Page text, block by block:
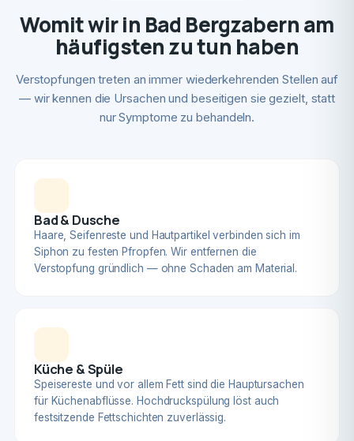
Womit wir in Bad Bergzabern am
häufigsten zu tun haben
Verstopfungen treten an immer wiederkehrenden Stellen auf
— wir kennen die Ursachen und beseitigen sie gezielt, statt
nur Symptome zu behandeln.
Bad & Dusche
Haare, Seifenreste und Hautpartikel verbinden sich im
Siphon zu festen Pfropfen. Wir entfernen die
Verstopfung gründlich — ohne Schaden am Material.
Küche & Spüle
Speisereste und vor allem Fett sind die Hauptursachen
für Küchenabflüsse. Hochdruckspülung löst auch
festsitzende Fettschichten zuverlässig.